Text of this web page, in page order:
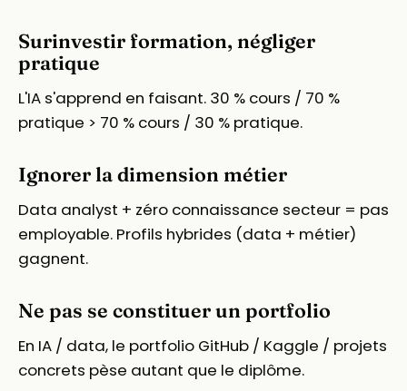
Surinvestir formation, négliger
pratique
L'IA s'apprend en faisant. 30 % cours / 70 %
pratique > 70 % cours / 30 % pratique.
Ignorer la dimension métier
Data analyst + zéro connaissance secteur = pas
employable. Profils hybrides (data + métier)
gagnent.
Ne pas se constituer un portfolio
En IA / data, le portfolio GitHub / Kaggle / projets
concrets pèse autant que le diplôme.